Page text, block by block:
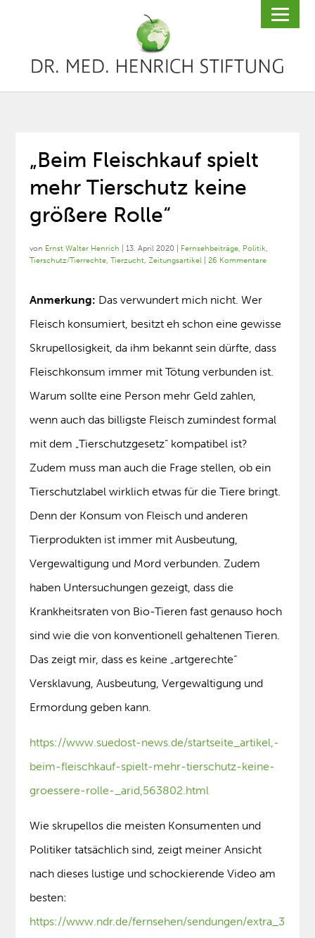
„Beim Fleischkauf spielt
mehr Tierschutz keine
größere Rolle“
von Ernst Walter Henrich |13. April 2020 Fernsehbeiträge, Politik,
Tierschutz/Tierrechte,Tierzucht,Zeitungsartikel |26 Kommentare
Anmerkung: Das verwundert mich nicht. Wer
Fleisch konsumiert, besitzt eh schon eine gewisse
Skrupellosigkeit, da ihm bekannt sein dürfte, dass
Fleischkonsum immer mit Tötung verbunden ist.
Warum sollte eine Person mehr Geld zahlen,
wenn auch das billigste Fleisch zumindest formal
mit dem „Tierschutzgesetz“ kompatibel ist?
Zudem muss man auch die Frage stellen, ob ein
Tierschutzlabel wirklich etwas für die Tiere bringt.
Denn der Konsum von Fleisch und anderen
Tierprodukten ist immer mit Ausbeutung,
Vergewaltigung und Mord verbunden. Zudem
haben Untersuchungen gezeigt, dass die
Krankheitsraten von Bio-Tieren fast genauso hoch
sind wie die von konventionell gehaltenen Tieren.
Das zeigt mir, dass es keine „artgerechte“
Versklavung, Ausbeutung, Vergewaltigung und
Ermordung geben kann.
https://www.suedost-news.de/startseite_artikel,-
beim-fleischkauf-spielt-mehr-tierschutz-keine-
groessere-rolle-_arid,563802.html
Wie skrupellos die meisten Konsumenten und
Politiker tatsächlich sind, zeigt meiner Ansicht
nach dieses lustige und schockierende Video am
besten:
https://www.ndr.de/fernsehen/sendungen/extra_3